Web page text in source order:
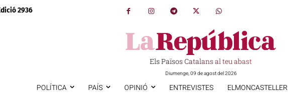
2936
Els Països Catalans al teu abast
Diumenge, 09 de agost del 2026
POLÍTICA PAÍS OPINIÓ ENTREVISTES ELMONCASTELLER